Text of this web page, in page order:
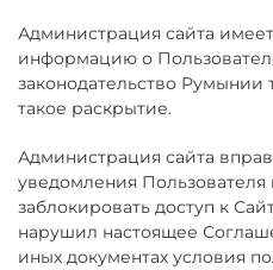
Администрация сайта
информацию о
законодательство Румынии
такое раскрытие.
Администрация сайта
уведомления Пользователя
заблокировать доступ к
нарушил настоящее
иных документах условия